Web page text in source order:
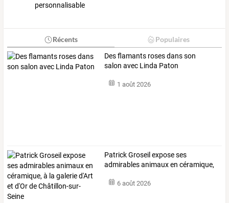
personnalisable
Récents Populaires
Des flamants roses dans son
salon avec Linda Paton
1 août 2026
PatrickGroseil exposeses
admirablesanimauxen céramique,
6 août 2026